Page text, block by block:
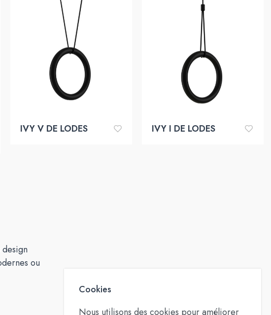
IVY V DE LODES IVY I DE LODES
ou
Cookies
Nous utilisons des cookies pour améliorer